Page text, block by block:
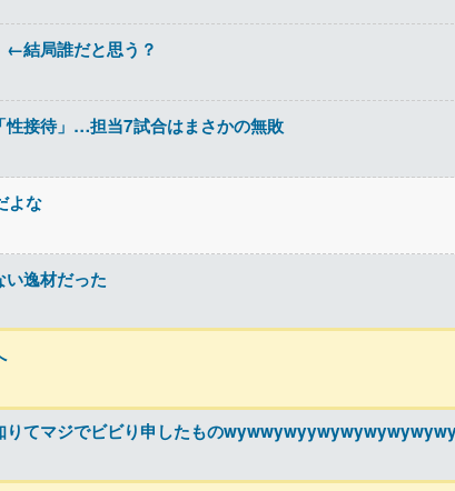
←結局誰だと思う？
性接待」…担当7試合はまさかの無敗
よな
逸材だった
りてマジでビビり申したもの